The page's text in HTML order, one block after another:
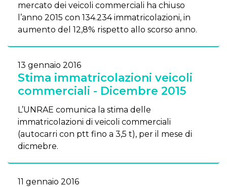
mercato dei veicoli commerciali ha chiuso
l’anno 2015 con 134.234 immatricolazioni, in
aumento del 12,8% rispetto allo scorso anno.
13 gennaio 2016
Stima immatricolazioni veicoli
commerciali - Dicembre 2015
L’UNRAE comunica la stima delle
immatricolazioni di veicoli commerciali
(autocarri con ptt fino a 3,5 t), per il mese di
dicmebre.
11 gennaio 2016